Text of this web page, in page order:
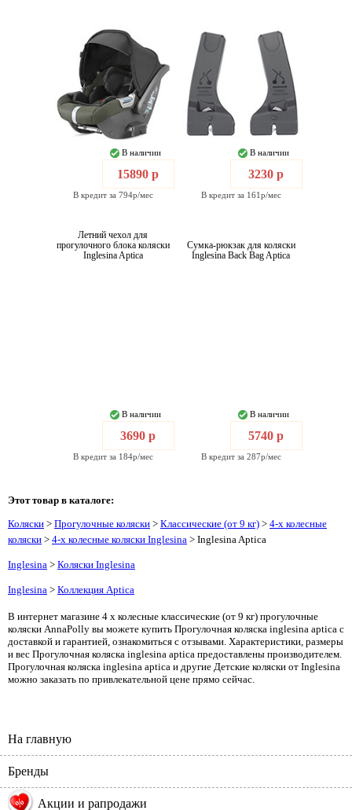
В наличии
15890 р
В кредит за 794р/мес
В наличии
3230 р
В кредит за 161р/мес
Летний чехол для
прогулочного блока коляски
Inglesina Aptica
В наличии
3690 р
В кредит за 184р/мес
Сумка-рюкзак для коляски
Inglesina Back Bag Aptica
В наличии
5740 р
В кредит за 287р/мес
Этот товар в каталоге:
Коляски > Прогулочные коляски > Классические (от 9 кг) > 4-х колесные
коляски > 4-х колесные коляски Inglesina > Inglesina Aptica
Inglesina > Коляски Inglesina
Inglesina > Коллекция Aptica
В интернет магазине 4 х колесные классические (от 9 кг) прогулочные
коляски AnnaPolly вы можете купить Прогулочная коляска inglesina aptica с
доставкой и гарантией, ознакомиться с отзывами. Характеристики, размеры
и вес Прогулочная коляска inglesina aptica предоставлены производителем.
Прогулочная коляска inglesina aptica и другие Детские коляски от Inglesina
можно заказать по привлекательной цене прямо сейчас.
На главную
Бренды
% Акции и рапродажи